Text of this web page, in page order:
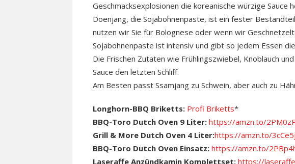
Geschmacksexplosionen die koreanische würzige Sauce
Doenjang, die Sojabohnenpaste, ist ein fester
nutzen wir Sie für Bolognese oder wenn wir
Sojabohnenpaste ist intensiv und gibt so jedem Essen
Die Frischen Zutaten wie Frühlingszwiebel, Knoblauch
Sauce den letzten Schliff.
Am Besten passt Ssamjang zu Schwein, aber auch zu
Longhorn-BBQ Briketts: Profi Briketts*
BBQ-Toro Dutch Oven 9 Liter: https://amzn.to/
Grill & More Dutch Oven 4 Liter:https://amzn.to/
BBQ-Toro Dutch Oven Einsatz: https://amzn.to/
Laseraffe Anzündkamin Komplettset: https://